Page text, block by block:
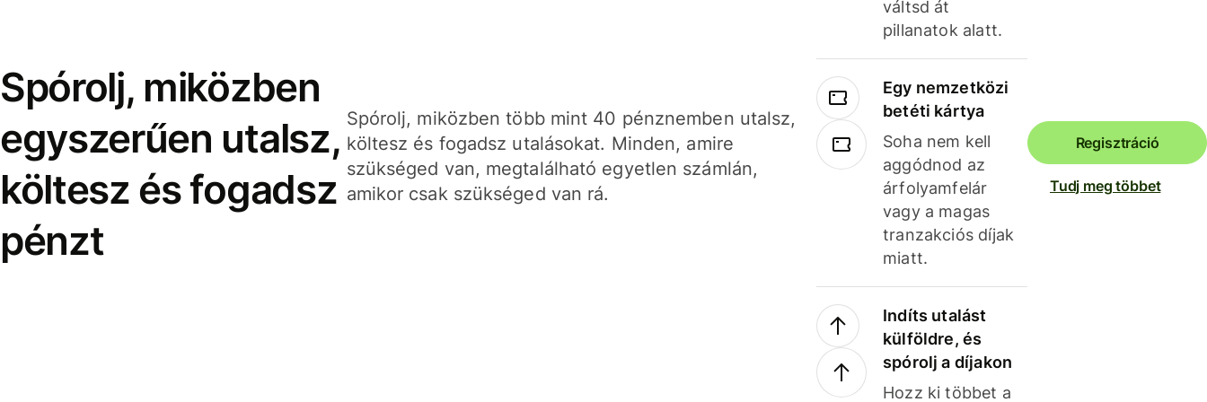
Spórolj, miközben
egyszerűen utalsz,
költesz és fogadsz
pénzt
Spórolj, miközben több mint 40 pénznemben utalsz,
költesz és fogadsz utalásokat. Minden, amire
szükséged van, megtalálható egyetlen számlán,
amikor csak szükséged van rá.
váltsd át
pillanatok alatt.
Egy nemzetközi
betéti kártya
Soha nem kell
aggódnod az
árfolyamfelár
vagy a magas
tranzakciós díjak
miatt.
Indíts utalást
külföldre, és
spórolj a díjakon
Hozz ki többet a
Regisztráció
Tudj meg többet